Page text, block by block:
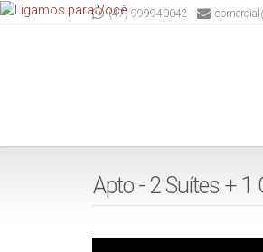
(47) 999940042
Apto - 2 Suítes + 1